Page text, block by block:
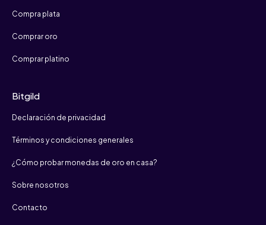
Compra plata
Comprar oro
Comprar platino
Bitgild
Declaración de privacidad
Términos y condiciones generales
¿Cómo probar monedas de oro en casa?
Sobre nosotros
Contacto